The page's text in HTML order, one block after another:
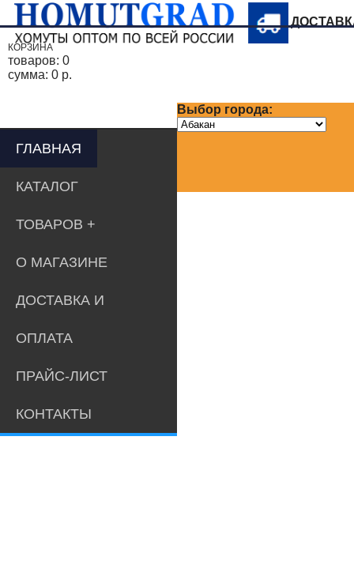
Выбор города:
КОРЗИНА
товаров: 0
сумма: 0 р.
ГЛАВНАЯ
КАТАЛОГ
ТОВАРОВ
О МАГАЗИНЕ
ДОСТАВКА И
ОПЛАТА
ПРАЙС-ЛИСТ
КОНТАКТЫ